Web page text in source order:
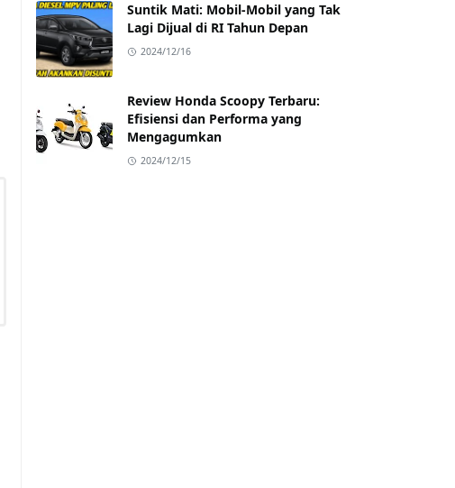
Suntik Mati: Mobil-Mobil yang Tak
Lagi Dijual di RI Tahun Depan
2024/12/16
Review Honda Scoopy Terbaru:
Efisiensi dan Performa yang
Mengagumkan
2024/12/15